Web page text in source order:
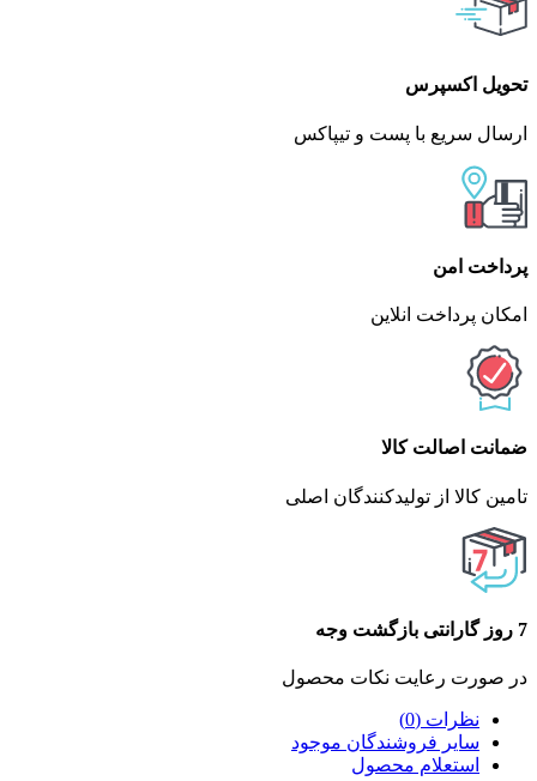
تحویل اکسپرس
ارسال سریع با پست و تیپاکس
پرداخت امن
امکان پرداخت انلاین
ضمانت اصالت کالا
تامین کالا از تولیدکنندگان اصلی
7 روز گارانتی بازگشت وجه
در صورت رعایت نکات محصول
نظرات (0)
سایر فروشندگان موجود
استعلام محصول